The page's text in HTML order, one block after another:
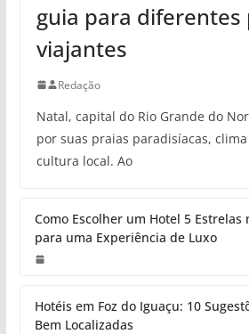
guia para diferentes
viajantes
Redação
Natal, capital do Rio Grande do
por suas praias paradisíacas,
cultura local. Ao
Como Escolher um Hotel 5 Estrelas
para uma Experiência de Luxo
Hotéis em Foz do Iguaçu: 10
Bem Localizadas